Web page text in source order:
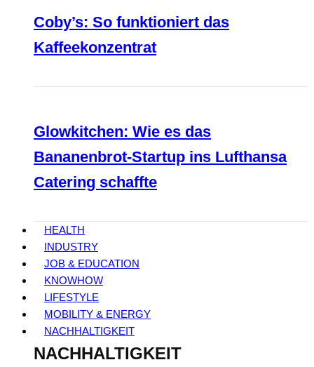
Coby’s: So funktioniert das
Kaffeekonzentrat
Glowkitchen: Wie es das
Bananenbrot-Startup ins Lufthansa
Catering schaffte
HEALTH
INDUSTRY
JOB & EDUCATION
KNOWHOW
LIFESTYLE
MOBILITY & ENERGY
NACHHALTIGKEIT
NACHHALTIGKEIT